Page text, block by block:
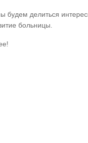
будем делиться
больницы.